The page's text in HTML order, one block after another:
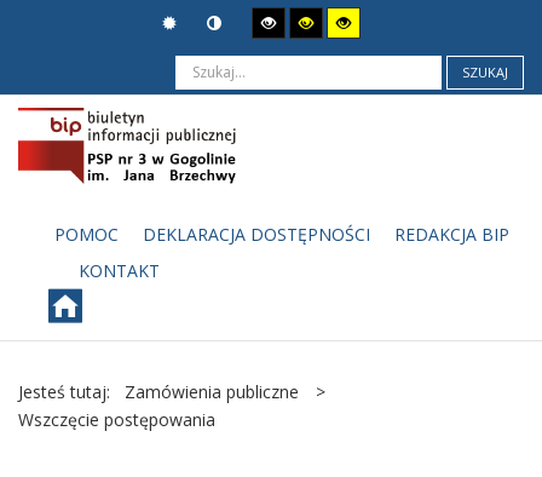
SZUKAJ
POMOC DEKLARACJA DOSTĘPNOŚCI
REDAKCJA BIP
KONTAKT
Jesteś tutaj: Zamówienia publiczne
>
Wszczęcie postępowania